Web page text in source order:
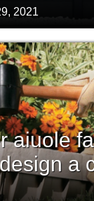
2021
aiuole
a